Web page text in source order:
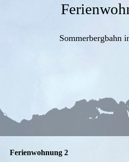
Sommerbergbahn
Ferienwohnung 2